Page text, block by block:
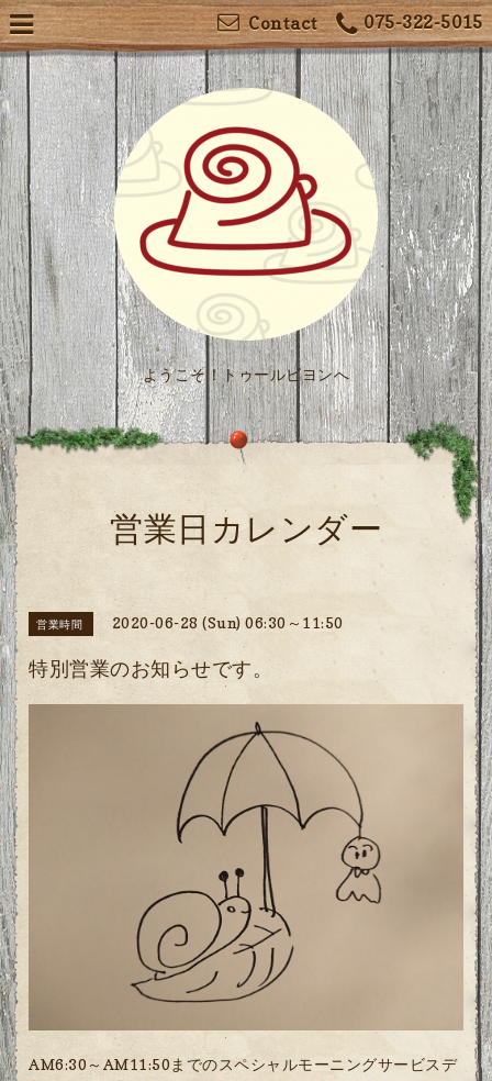
075-322-5015
Contact
ようこそ！トゥールビヨンへ
営業日カレンダー
営業時間 2020-06-28 (Sun) 06:30～11:50
特別営業のお知らせです。
AM6:30～AM11:50までのスペシャルモーニングサービスデ